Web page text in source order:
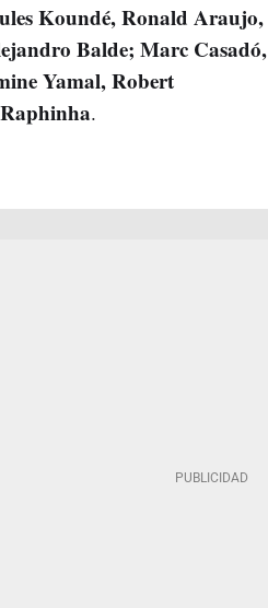
Koundé, Ronald Araujo,
Balde; Marc Casadó,
Yamal, Robert
.